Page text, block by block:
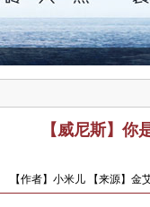
【威尼斯】你
【作者】小米儿 【来源】